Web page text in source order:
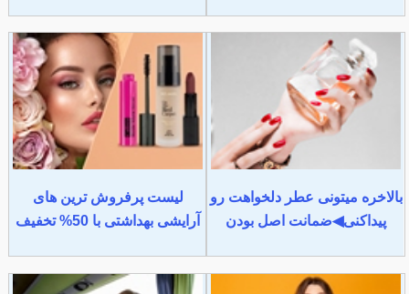
بالاخره میتونی عطر دلخواهت رو
پیداکنی◀ضمانت اصل بودن
لیست پرفروش ترین های
آرایشی بهداشتی با 50% تخفیف